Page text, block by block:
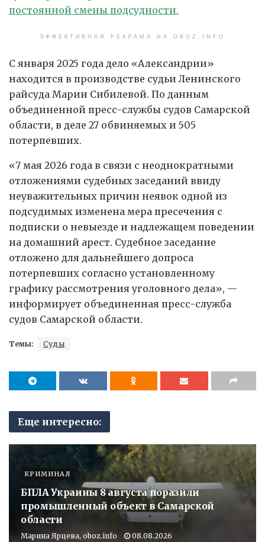
постоянной смены подсудности.
ЭФФЕКТИВНАЯ РЕКЛАМА НА OBOZ.INFO
С января 2025 года дело «Александрии»
находится в производстве судьи Ленинского
райсуда Марии Сибилевой. По данным
объединенной пресс-службы судов Самарской
области, в деле 27 обвиняемых и 505
потерпевших.
«7 мая 2026 года в связи с неоднократными
отложениями судебных заседаний ввиду
неуважительных причин неявок одной из
подсудимых изменена мера пресечения с
подписки о невыезде и надлежащем поведении
на домашний арест. Судебное заседание
отложено для дальнейшего допроса
потерпевших согласно установленному
графику рассмотрения уголовного дела», —
информирует объединенная пресс-служба
судов Самарской области.
Темы: Суды
Еще интересно:
КРИМИНАЛ
БПЛА Украины 8 августа поразили
промышленный объект в Самарской
области
Марина Ярцева, oboz.info 08.08.2026